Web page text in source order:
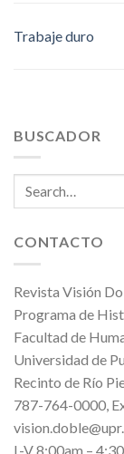
Trabaje duro
BUSCADOR
CONTACTO
Revista Visión
Programa de
Facultad de
Universidad de
Recinto de Río
787-764-0000,
L-V 8:00am –